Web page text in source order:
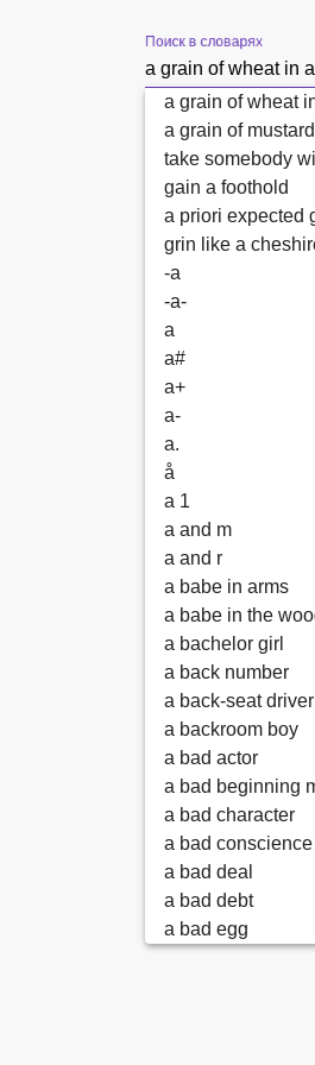
Поиск в словарях
a grain of wheat
a grain of
take somebody
gain a foothold
a priori expected
grin like a
-a
-a-
a
a#
a+
a-
a.
å
a 1
a and m
a and r
a babe in arms
a babe in the
a bachelor girl
a back number
a back-seat driver
a backroom boy
a bad actor
a bad beginning
a bad character
a bad conscience
a bad deal
a bad debt
a bad egg